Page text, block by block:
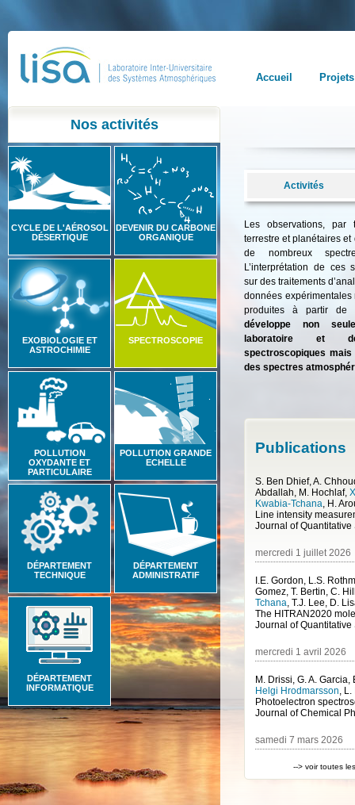
Accueil Projets
Nos activités
CYCLE DE L'AÉROSOL
DÉSERTIQUE
DEVENIR DU CARBONE
ORGANIQUE
EXOBIOLOGIE ET
ASTROCHIMIE
SPECTROSCOPIE
POLLUTION
OXYDANTE ET
PARTICULAIRE
POLLUTION GRANDE
ECHELLE
DÉPARTEMENT
TECHNIQUE
DÉPARTEMENT
ADMINISTRATIF
DÉPARTEMENT
INFORMATIQUE
Activités
Les observations, par
terrestre et planétaires
de nombreux
L’interprétation de ces
sur des traitements
données
produites à partir de
développe non
laboratoire et
spectroscopiques
des spectres
Publications
S. Ben Dhief, A.
Abdallah, M. Hochlaf,
Kwabia-Tchana, H.
Journal of Quantitative
mercredi 1 juillet 2026
I.E. Gordon, L.S.
Gomez, T. Bertin, C.
Tchana, T.J. Lee, D.
Journal of Quantitative
mercredi 1 avril 2026
M. Drissi, G. A.
Helgi Hrodmarsson,
Photoelectron
Journal of Chemical
samedi 7 mars 2026
--> voir toutes